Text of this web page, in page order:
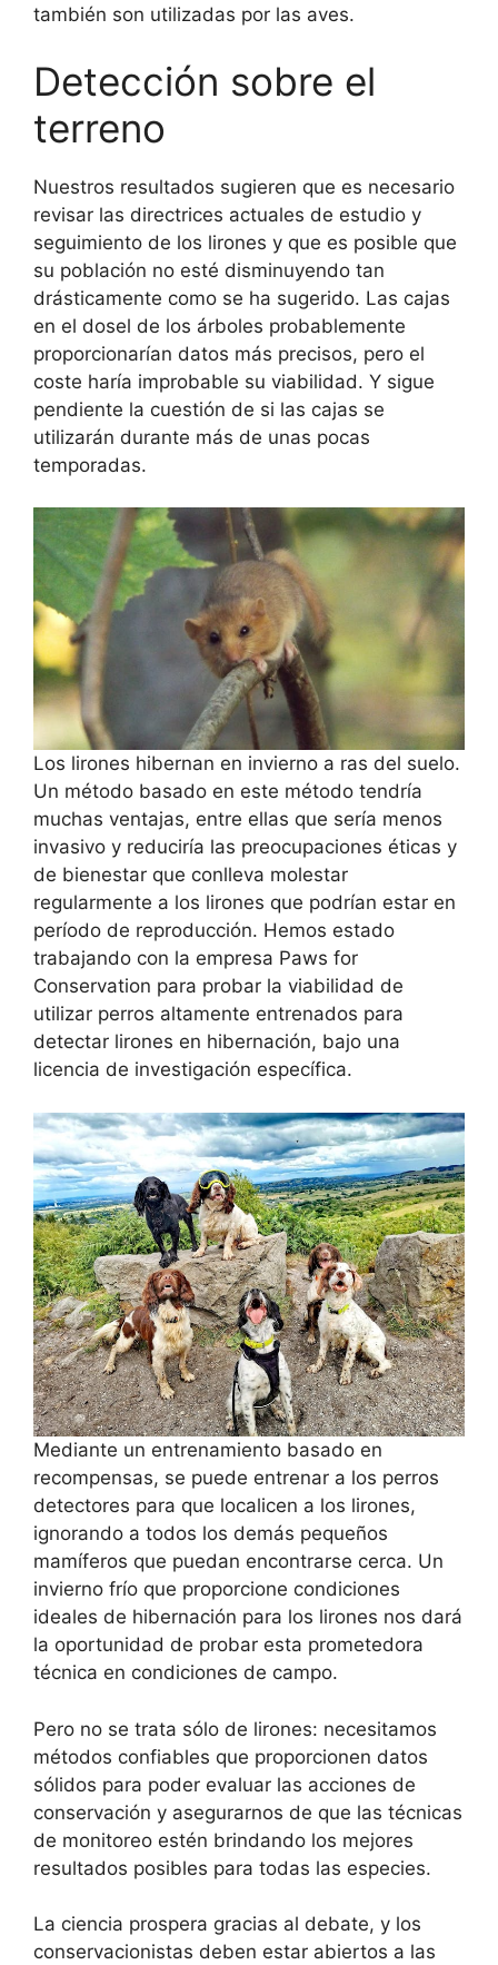
también son utilizadas por las aves.
Detección sobre el
terreno
Nuestros resultados sugieren que es necesario
revisar las directrices actuales de estudio y
seguimiento de los lirones y que es posible que
su población no esté disminuyendo tan
drásticamente como se ha sugerido. Las cajas
en el dosel de los árboles probablemente
proporcionarían datos más precisos, pero el
coste haría improbable su viabilidad. Y sigue
pendiente la cuestión de si las cajas se
utilizarán durante más de unas pocas
temporadas.
Los lirones hibernan en invierno a ras del suelo.
Un método basado en este método tendría
muchas ventajas, entre ellas que sería menos
invasivo y reduciría las preocupaciones éticas y
de bienestar que conlleva molestar
regularmente a los lirones que podrían estar en
período de reproducción. Hemos estado
trabajando con la empresa Paws for
Conservation para probar la viabilidad de
utilizar perros altamente entrenados para
detectar lirones en hibernación, bajo una
licencia de investigación específica.
Mediante un entrenamiento basado en
recompensas, se puede entrenar a los perros
detectores para que localicen a los lirones,
ignorando a todos los demás pequeños
mamíferos que puedan encontrarse cerca. Un
invierno frío que proporcione condiciones
ideales de hibernación para los lirones nos dará
la oportunidad de probar esta prometedora
técnica en condiciones de campo.
Pero no se trata sólo de lirones: necesitamos
métodos confiables que proporcionen datos
sólidos para poder evaluar las acciones de
conservación y asegurarnos de que las técnicas
de monitoreo estén brindando los mejores
resultados posibles para todas las especies.
La ciencia prospera gracias al debate, y los
conservacionistas deben estar abiertos a las